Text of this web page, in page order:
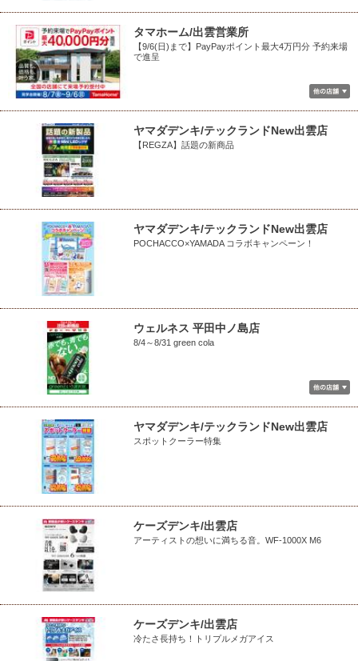
タマホーム/出雲営業所
【9/6(日)まで】PayPayポイント最大4万円分 予約来場
で進呈
ヤマダデンキ/テックランドNew出雲店
【REGZA】話題の新商品
ヤマダデンキ/テックランドNew出雲店
POCHACCO×YAMADA コラボキャンペーン！
ウェルネス 平田中ノ島店
8/4～8/31 green cola
ヤマダデンキ/テックランドNew出雲店
スポットクーラー特集
ケーズデンキ/出雲店
アーティストの想いに満ちる音。WF-1000X M6
ケーズデンキ/出雲店
冷たさ長持ち！トリプルメガアイス